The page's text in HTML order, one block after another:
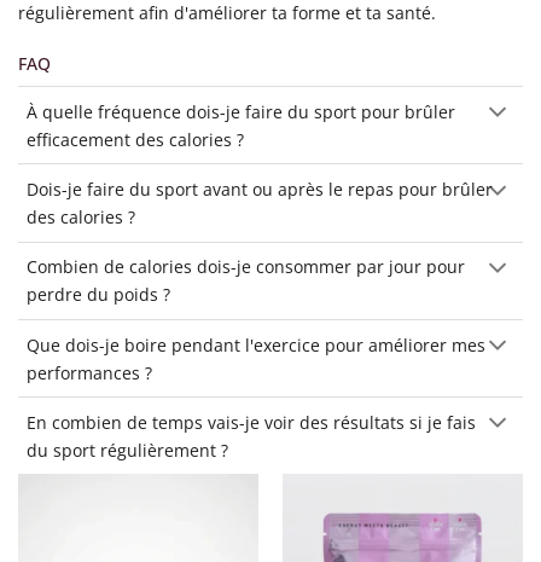
régulièrement afin d'améliorer ta forme et ta santé.
FAQ
À quelle fréquence dois-je faire du sport pour brûler
efficacement des calories ?
Dois-je faire du sport avant ou après le repas pour brûler
des calories ?
Combien de calories dois-je consommer par jour pour
perdre du poids ?
Que dois-je boire pendant l'exercice pour améliorer mes
performances ?
En combien de temps vais-je voir des résultats si je fais
du sport régulièrement ?